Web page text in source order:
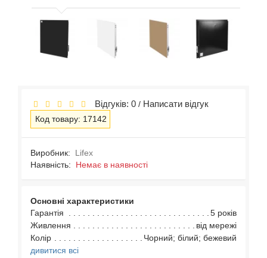
Відгуків: 0 / Написати відгук
Код товару: 17142
Виробник:
Lifex
Наявність: Немає в наявності
Основні характеристики
Гарантія
5 років
Живлення
від мережі
Колір
Чорний; білий; бежевий
дивитися всі